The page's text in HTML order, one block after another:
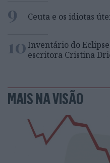
9 Ceuta e os idiotas
10Inventário do
escritora Cristina
MAIS NA VISÃO